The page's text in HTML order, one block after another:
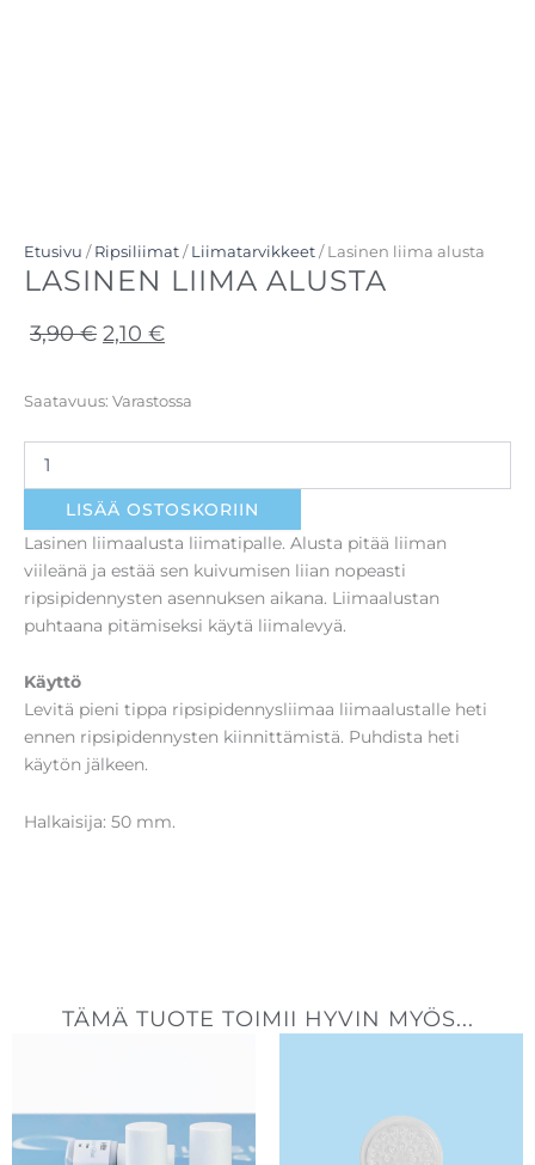
Etusivu / Ripsiliimat / Liimatarvikkeet / Lasinen liima alusta
LASINEN LIIMA ALUSTA
3,90€ Alkuperäinen
oli:
3,90 €.
2,10 €Nykyinen
on:
2,10 €.
Saatavuus: Varastossa
Lasinen
alusta
määrä
LISÄÄ OSTOSKORIIN
Lasinen liimaalusta liimatipalle. Alusta pitää liiman
viileänä ja estää sen kuivumisen liian nopeasti
ripsipidennysten asennuksen aikana. Liimaalustan
puhtaana pitämiseksi käytä liimalevyä.
Käyttö
Levitä pieni tippa ripsipidennysliimaa liimaalustalle heti
ennen ripsipidennysten kiinnittämistä. Puhdista heti
käytön jälkeen.
Halkaisija: 50 mm.
TÄMÄ TUOTE TOIMII HYVIN MYÖS...